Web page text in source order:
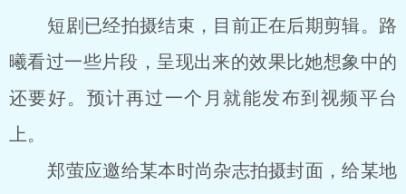
短剧已经拍摄结束，目前正在后期剪辑。路
曦看过一些片段，呈现出来的效果比她想象中的
还要好。预计再过一个月就能发布到视频平台
上。
郑萤应邀给某本时尚杂志拍摄封面，给某地